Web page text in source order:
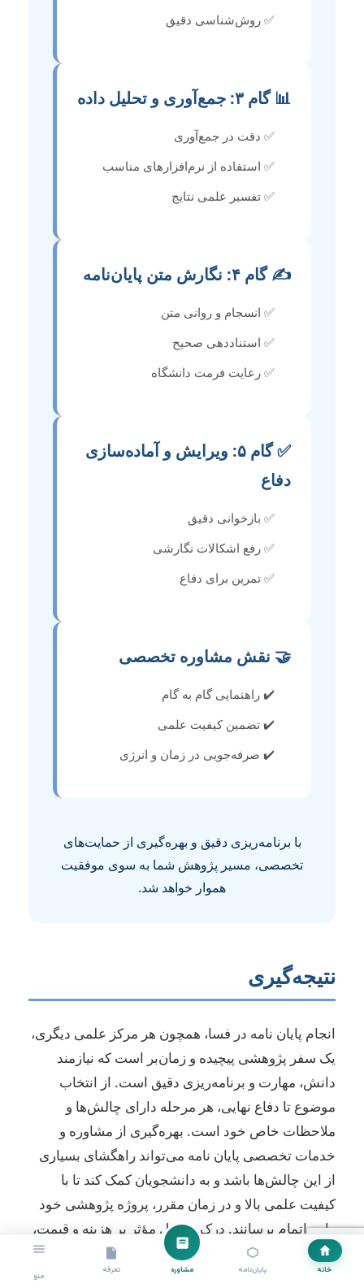
خانه پایان‌نامه مشاوره تعرفه
منو
✅ روش‌شناسی دقیق
📊 گام ۳: جمع‌آوری و تحلیل داده
✅ دقت در جمع‌آوری
✅ استفاده از نرم‌افزارهای مناسب
✅ تفسیر علمی نتایج
✍️ گام ۴: نگارش متن پایان‌نامه
✅ انسجام و روانی متن
✅ استناددهی صحیح
✅ رعایت فرمت دانشگاه
✅ گام ۵: ویرایش و آماده‌سازی
دفاع
✅ بازخوانی دقیق
✅ رفع اشکالات نگارشی
✅ تمرین برای دفاع
🤝 نقش مشاوره تخصصی
✔️ راهنمایی گام به گام
✔️ تضمین کیفیت علمی
✔️ صرفه‌جویی در زمان و انرژی
با برنامه‌ریزی دقیق و بهره‌گیری از حمایت‌های
تخصصی، مسیر پژوهش شما به سوی موفقیت
هموار خواهد شد.
نتیجه‌گیری
انجام پایان نامه در فسا، همچون هر مرکز علمی دیگری،
یک سفر پژوهشی پیچیده و زمان‌بر است که نیازمند
دانش، مهارت و برنامه‌ریزی دقیق است. از انتخاب
موضوع تا دفاع نهایی، هر مرحله دارای چالش‌ها و
ملاحظات خاص خود است. بهره‌گیری از مشاوره و
خدمات تخصصی پایان نامه می‌تواند راهگشای بسیاری
از این چالش‌ها باشد و به دانشجویان کمک کند تا با
کیفیت علمی بالا و در زمان مقرر، پروژه پژوهشی خود
را به اتمام برسانند. درک عوامل مؤثر بر هزینه و قیمت،
امکان استعلام رایگان و انتخاب یک مرکز معتبر با توجه
به معیارهای ذکر شده، از گام‌های اساسی برای اطمینان